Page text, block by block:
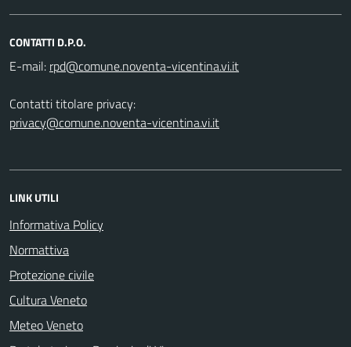
CONTATTI D.P.O.
E-mail:
Contatti titolare privacy:
privacy@comune.noventa-vicentina.vi.it
LINK UTILI
Informativa Policy
Normattiva
Protezione civile
Cultura Veneto
Meteo Veneto